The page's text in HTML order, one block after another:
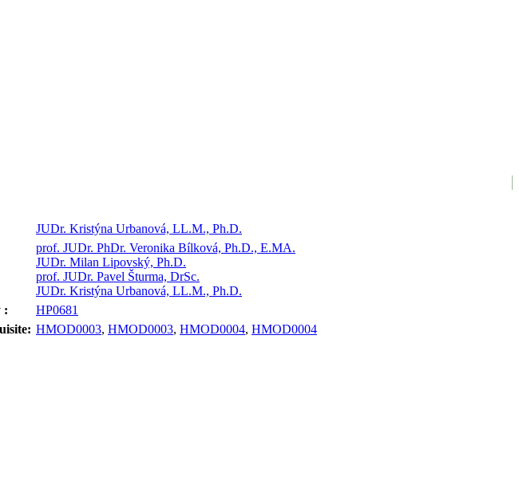
JUDr. Kristýna Urbanová, LL.M., Ph.D.
prof. JUDr. PhDr. Veronika Bílková, Ph.D., E.MA.
JUDr. Milan Lipovský, Ph.D.
prof. JUDr. Pavel Šturma, DrSc.
JUDr. Kristýna Urbanová, LL.M., Ph.D.
:
HP0681
HMOD0003, HMOD0003, HMOD0004, HMOD0004